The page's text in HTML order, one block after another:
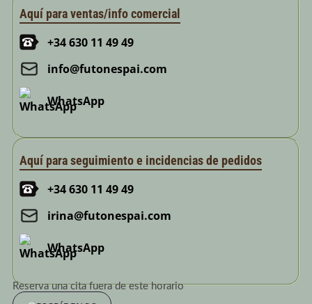
Aquí para ventas/info comercial
+34 630 11 49 49
info@futonespai.com
WhatsApp
Aquí para seguimiento e incidencias de pedidos
+34 630 11 49 49
irina@futonespai.com
WhatsApp
Reserva una cita fuera de este horario